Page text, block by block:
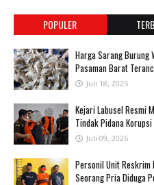
POPULER
Harga Sarang Burung
Pasaman Barat
Juli 18, 2025
‎Kejari Labusel Resmi
Tindak Pidana
Juli 09, 2026
Personil Unit Reskrim
Seorang Pria Diduga